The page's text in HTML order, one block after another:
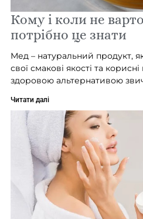
Кому і коли не
потрібно це знати
Мед – натуральний продукт,
свої смакові якості та
здоровою альтернативою
Читати далі